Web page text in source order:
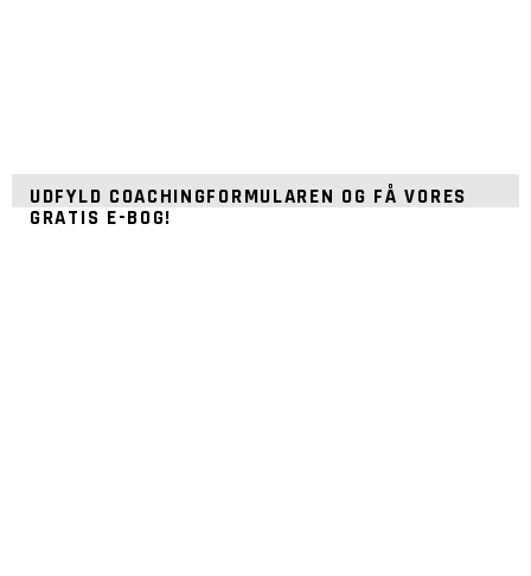
UDFYLD COACHINGFORMULAREN OG FÅ VORES
GRATIS E-BOG!